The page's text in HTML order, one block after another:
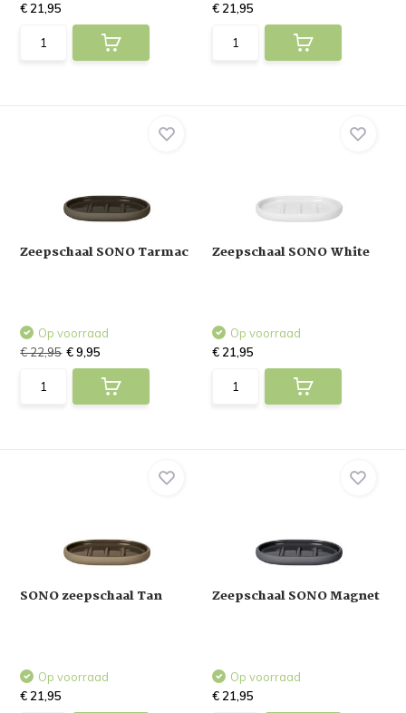
€ 21,95
€ 21,95
Zeepschaal SONO Tarmac
Op voorraad
€ 22,95 € 9,95
Zeepschaal SONO White
Op voorraad
€ 21,95
SONO zeepschaal Tan
Op voorraad
€ 21,95
Zeepschaal SONO Magnet
Op voorraad
€ 21,95